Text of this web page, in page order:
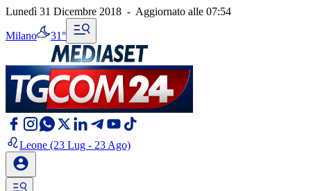
Lunedì 31 Dicembre 2018 - Aggiornato alle 07:54
Milano 31°
Leone (23 Lug - 23 Ago)